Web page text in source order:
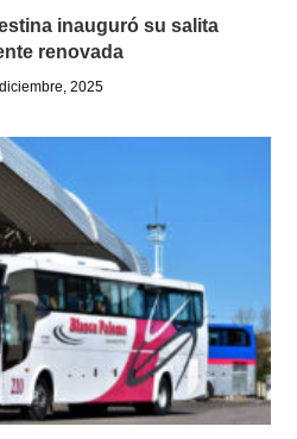
inauguró su salita
renovada
2025